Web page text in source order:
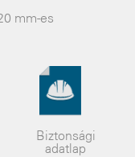
mm-es
Biztonsági
adatlap